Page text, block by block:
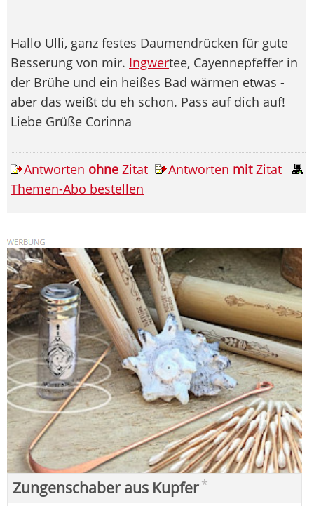
Hallo Ulli, ganz festes Daumendrücken für gute
Besserung von mir. Ingwertee, Cayennepfeffer in
der Brühe und ein heißes Bad wärmen etwas -
aber das weißt du eh schon. Pass auf dich auf!
Liebe Grüße Corinna
Antworten ohne Zitat Antworten mitZitat
Themen-Abo bestellen
Zungenschaber aus Kupfer*